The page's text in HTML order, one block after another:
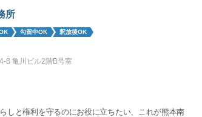
所
勾留中OK 釈放後OK
8 亀川ビル2階B号室
しと権利を守るのにお役に立ちたい、これが熊本南